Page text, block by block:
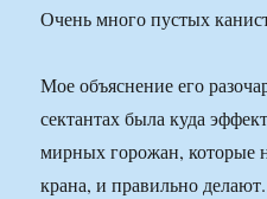
Очень много пустых
Мое объяснение его
сектантах была куда
мирных горожан, которые
крана, и правильно